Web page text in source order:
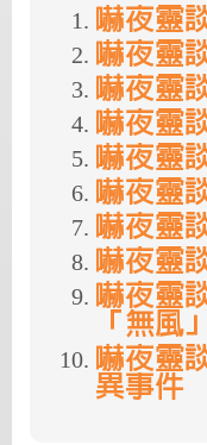
嚇夜靈
嚇夜靈
嚇夜靈
嚇夜靈
嚇夜靈
嚇夜靈
嚇夜靈
嚇夜靈
嚇夜靈
「無風
嚇夜靈
異事件